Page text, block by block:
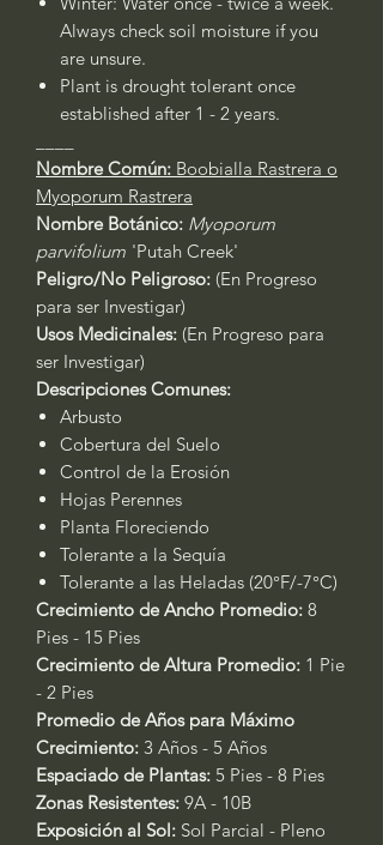
Always check soil moisture if you
are unsure.
Plant is drought tolerant once
established after 1 - 2 years.
Nombre Común: Boobialla Rastrera o
Myoporum Rastrera
Nombre Botánico: Myoporum
parvifolium 'Putah Creek'
Peligro/No Peligroso: (En Progreso
para ser Investigar)
Usos Medicinales: (En Progreso para
ser Investigar)
Descripciones Comunes:
Arbusto
Cobertura del Suelo
Control de la Erosión
Hojas Perennes
Planta Floreciendo
Tolerante a la Sequía
Tolerante a las Heladas (20°F/-7°C)
Crecimiento de Ancho Promedio: 8
Pies - 15 Pies
Crecimiento de Altura Promedio: 1 Pie
- 2 Pies
Promedio de Años para Máximo
Crecimiento: 3 Años - 5 Años
Espaciado de Plantas: 5 Pies - 8 Pies
Zonas Resistentes: 9A - 10B
Exposición al Sol: Sol Parcial - Pleno